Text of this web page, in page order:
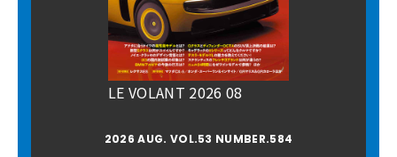
LE VOLANT 2026 08
2026 AUG. VOL.53 NUMBER.584